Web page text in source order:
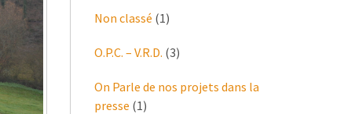
Non classé (1)
O.P.C. – V.R.D. (3)
On Parle de nos projets dans la
presse (1)